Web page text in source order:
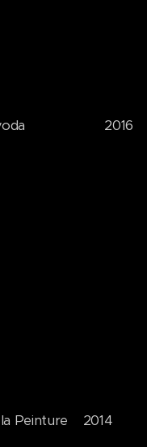
voda 2016
la Peinture 2014